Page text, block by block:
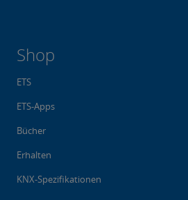
Shop
ETS
ETS-Apps
Bücher
Erhalten
KNX-Spezifikationen